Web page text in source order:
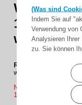
(Was sind
Indem Sie auf
Verwendung von
Analysieren Ihrer
zu. Sie können
WTS -
12-polig,
weiss
RK-1,0/4
Reihen-
weiss
Nur in vollen VE
1VE = 10 Reihen